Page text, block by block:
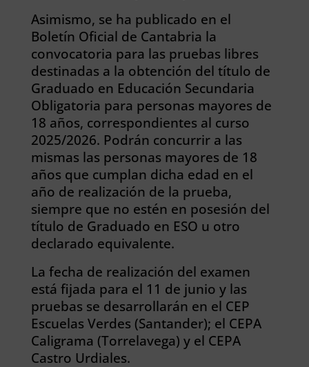
Asimismo, se ha publicado en el
Boletín Oficial de Cantabria la
convocatoria para las pruebas libres
destinadas a la obtención del título de
Graduado en Educación Secundaria
Obligatoria para personas mayores de
18 años, correspondientes al curso
2025/2026. Podrán concurrir a las
mismas las personas mayores de 18
años que cumplan dicha edad en el
año de realización de la prueba,
siempre que no estén en posesión del
título de Graduado en ESO u otro
declarado equivalente.
La fecha de realización del examen
está fijada para el 11 de junio y las
pruebas se desarrollarán en el CEP
Escuelas Verdes (Santander); el CEPA
Caligrama (Torrelavega) y el CEPA
Castro Urdiales.